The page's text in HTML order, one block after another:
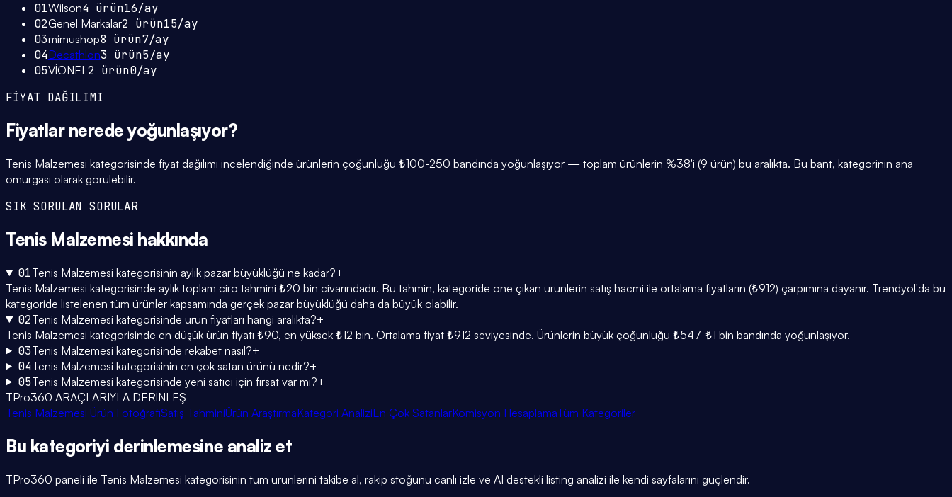
01Wilson4 ürün16/ay
02Genel Markalar2 ürün15/ay
03mimushop8 ürün7/ay
04Decathlon3 ürün5/ay
05VİONEL2 ürün0/ay
FİYAT DAĞILIMI
Fiyatlar nerede yoğunlaşıyor?
Tenis Malzemesi kategorisinde fiyat dağılımı incelendiğinde ürünlerin çoğunluğu ₺100-250 bandında yoğunlaşıyor — toplam ürünlerin %38'i (9 ürün) bu aralıkta. Bu bant, kategorinin ana
omurgası olarak görülebilir.
SIK SORULAN SORULAR
Tenis Malzemesi hakkında
01Tenis Malzemesi kategorisinin aylık pazar büyüklüğü ne kadar?+
Tenis Malzemesi kategorisinde aylık toplam ciro tahmini ₺20 bin civarındadır. Bu tahmin, kategoride öne çıkan ürünlerin satış hacmi ile ortalama fiyatların (₺912) çarpımına dayanır. Trendyol'da bu
kategoride listelenen tüm ürünler kapsamında gerçek pazar büyüklüğü daha da büyük olabilir.
02Tenis Malzemesi kategorisinde ürün fiyatları hangi aralıkta?+
Tenis Malzemesi kategorisinde en düşük ürün fiyatı ₺90, en yüksek ₺12 bin. Ortalama fiyat ₺912 seviyesinde. Ürünlerin büyük çoğunluğu ₺547-₺1 bin bandında yoğunlaşıyor.
03Tenis Malzemesi kategorisinde rekabet nasıl?+
04Tenis Malzemesi kategorisinin en çok satan ürünü nedir?+
05Tenis Malzemesi kategorisinde yeni satıcı için fırsat var mı?+
TPro360 ARAÇLARIYLA DERİNLEŞ
Tenis Malzemesi Ürün FotoğrafıSatış TahminiÜrün AraştırmaKategori AnaliziEn Çok SatanlarKomisyon HesaplamaTüm Kategoriler
Bu kategoriyi derinlemesine analiz et
TPro360 paneli ile Tenis Malzemesi kategorisinin tüm ürünlerini takibe al, rakip stoğunu canlı izle ve AI destekli listing analizi ile kendi sayfalarını güçlendir.